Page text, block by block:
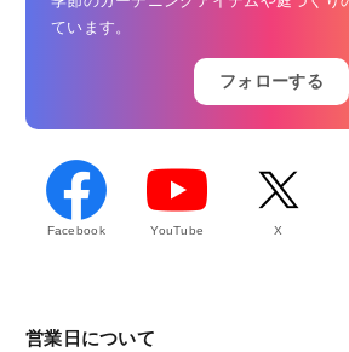
ています。
フォローする
Facebook YouTube X
営業日について